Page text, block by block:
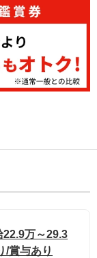
22.9万～29.3
/賞与あり